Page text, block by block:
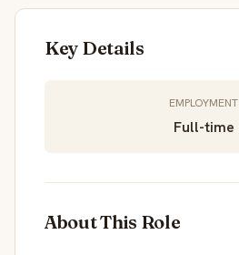
Key Details
EMPLOYMENT
Full-time
About This Role